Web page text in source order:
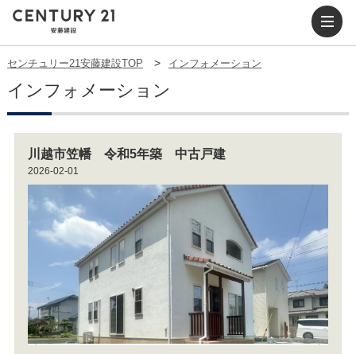
センチュリー21安藤建設TOP インフォメーション
インフォメーション
川越市笠幡 令和5年築 中古戸建
2026-02-01